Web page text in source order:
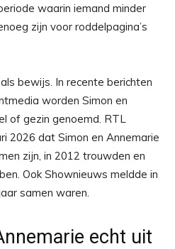
waarin iemand minder
zijn voor roddelpagina’s
bewijs. In recente berichten
worden Simon en
of gezin genoemd. RTL
2026 dat Simon en Annemarie
zijn, in 2012 trouwden en
Ook Shownieuws meldde in
samen waren.
echt uit